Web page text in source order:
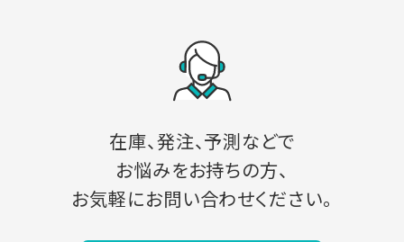
在庫、発注、予測などで
お悩みをお持ちの方、
お気軽にお問い合わせください。